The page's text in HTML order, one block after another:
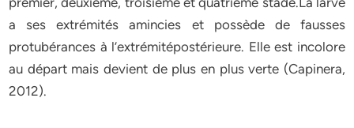
a ses extrémités amincies et possède de fausses
protubérances à l’extrémitépostérieure. Elle est incolore
au départ mais devient de plus en plus verte (Capinera,
2012).